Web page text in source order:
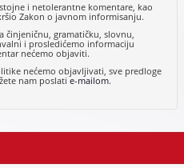
i netolerantne komentare, kao
Zakon o javnom informisanju.
činjeničnu, gramatičku, slovnu,
i prosledićemo informaciju
nećemo objaviti.
nećemo objavljivati, sve predloge
nam poslatie-mailom.